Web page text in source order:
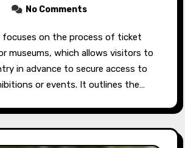
No Comments
museums, which allows visitors to
in advance to secure access to
or events. It outlines the…